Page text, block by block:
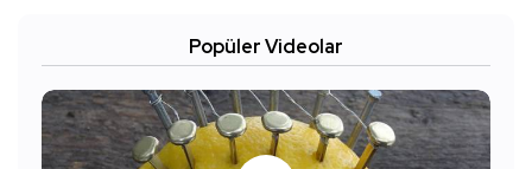
Popüler Videolar